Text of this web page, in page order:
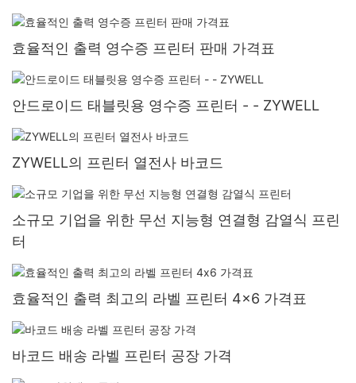
효율적인 출력 영수증 프린터 판매 가격표
안드로이드 태블릿용 영수증 프린터 - - ZYWELL
ZYWELL의 프린터 열전사 바코드
소규모 기업을 위한 무선 지능형 연결형 감열식 프린
터
효율적인 출력 최고의 라벨 프린터 4x6 가격표
바코드 배송 라벨 프린터 공장 가격